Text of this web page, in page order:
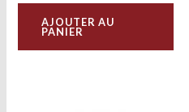
AJOUTER AU
PANIER